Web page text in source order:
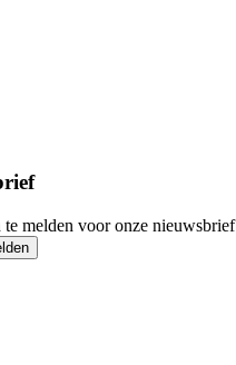
melden voor onze nieuwsbrief